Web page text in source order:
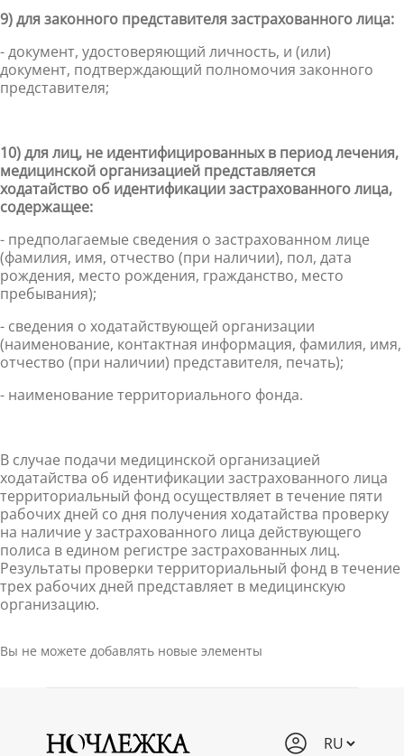
9) для законного представителя застрахованного лица:
- документ, удостоверяющий личность, и (или)
документ, подтверждающий полномочия законного
представителя;
10) для лиц, не идентифицированных в период лечения,
медицинской организацией представляется
ходатайство об идентификации застрахованного лица,
содержащее:
- предполагаемые сведения о застрахованном лице
(фамилия, имя, отчество (при наличии), пол, дата
рождения, место рождения, гражданство, место
пребывания);
- сведения о ходатайствующей организации
(наименование, контактная информация, фамилия, имя,
отчество (при наличии) представителя, печать);
- наименование территориального фонда.
В случае подачи медицинской организацией
ходатайства об идентификации застрахованного лица
территориальный фонд осуществляет в течение пяти
рабочих дней со дня получения ходатайства проверку
на наличие у застрахованного лица действующего
полиса в едином регистре застрахованных лиц.
Результаты проверки территориальный фонд в течение
трех рабочих дней представляет в медицинскую
организацию.
Вы не можете добавлять новые элементы